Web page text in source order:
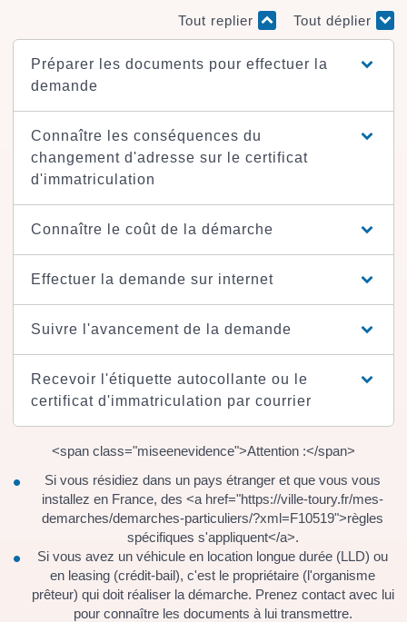
Tout replier
Tout déplier
Préparer les documents pour effectuer la
demande
Connaître les conséquences du
changement d'adresse sur le certificat
d'immatriculation
Connaître le coût de la démarche
Effectuer la demande sur internet
Suivre l'avancement de la demande
Recevoir l'étiquette autocollante ou le
certificat d'immatriculation par courrier
<span class="miseenevidence">Attention :</span>
Si vous résidiez dans un pays étranger et que vous vous
installez en France, des <a href="https://ville-toury.fr/mes-
demarches/demarches-particuliers/?xml=F10519">règles
spécifiques s'appliquent</a>.
Si vous avez un véhicule en location longue durée (LLD) ou
en leasing (crédit-bail), c'est le propriétaire (l'organisme
prêteur) qui doit réaliser la démarche. Prenez contact avec lui
pour connaître les documents à lui transmettre.